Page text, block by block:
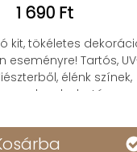
1 690 Ft
tökéletes dekoráció
Tartós, UV-
élénk színek,
hordozható.